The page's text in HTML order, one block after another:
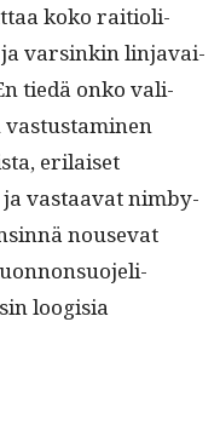
koko raiti­oli­
ja varsinkin lin­javai­
tiedä onko val­i­
eri­laiset
vas­taa­vat nim­by­
nou­se­vat
loogisia